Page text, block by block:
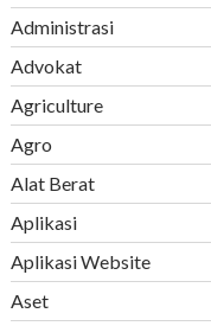
Administrasi
Advokat
Agriculture
Agro
Alat Berat
Aplikasi
Aplikasi Website
Aset